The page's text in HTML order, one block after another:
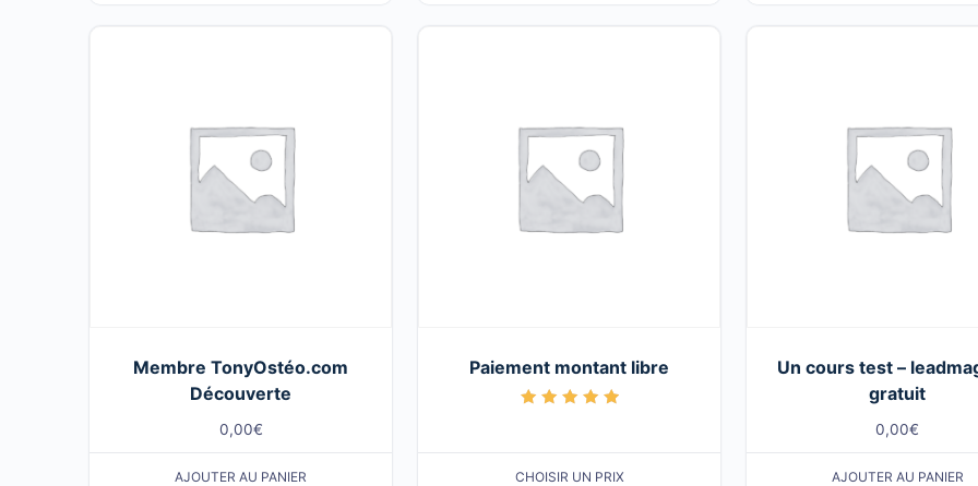
Membre TonyOstéo.com
Découverte
0,00€
AJOUTER AU PANIER
Paiement montant libre
CHOISIR UN PRIX
Un cours test –
gratuit
0,00€
AJOUTER AU PANIER